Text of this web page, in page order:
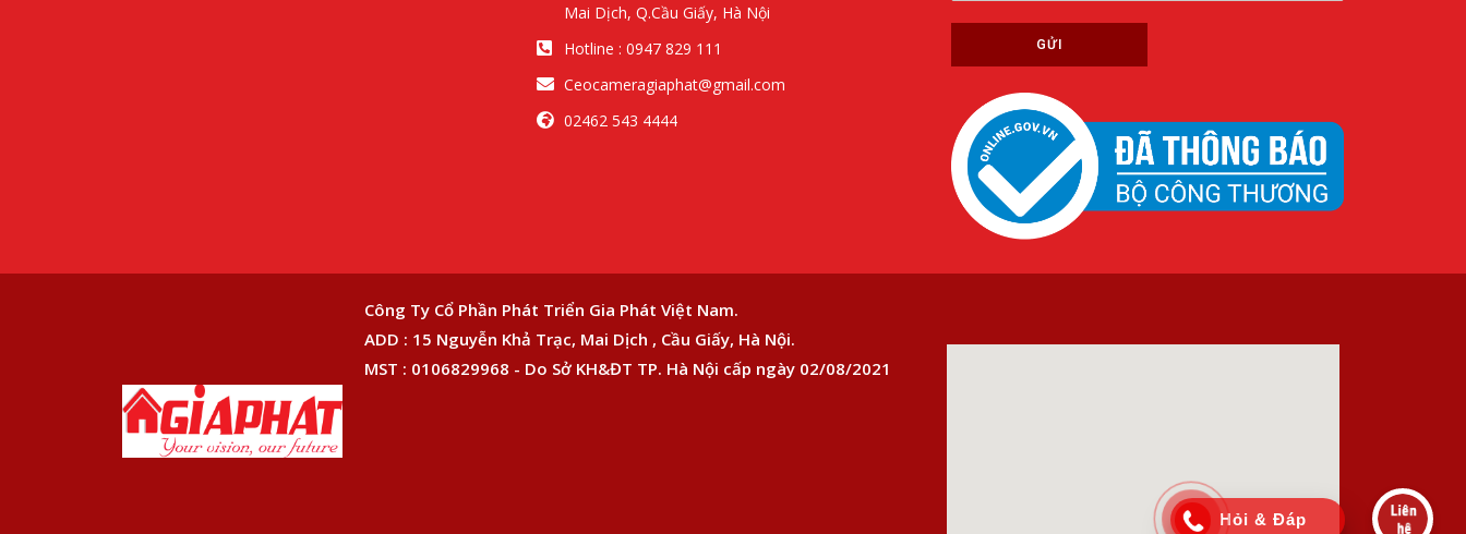
Mai Dịch, Q.Cầu Giấy, Hà Nội
Hotline : 0947 829 111
Ceocameragiaphat@gmail.com
02462 543 4444
GỬI
Công Ty Cổ Phần Phát Triển Gia Phát Việt Nam.
ADD : 15 Nguyễn Khả Trạc, Mai Dịch , Cầu Giấy, Hà Nội.
MST : 0106829968 - Do Sở KH&ĐT TP. Hà Nội cấp ngày 02/08/2021
Hỏi & Đáp